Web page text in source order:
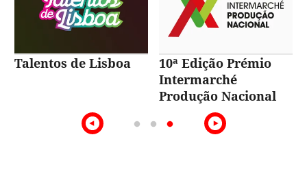
Talentos de Lisboa
10ª Edição Prémio
Intermarché
Produção Nacional